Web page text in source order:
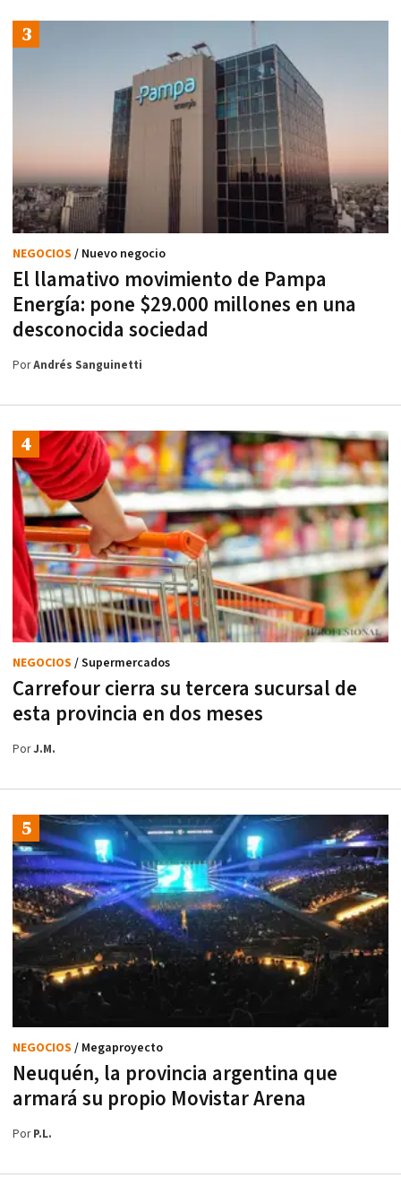
El llamativo movimiento de Pampa
Energía: pone $29.000 millones en una
desconocida sociedad
NEGOCIOS / Nuevo negocio
PorAndrés Sanguinetti
Carrefour cierra su tercera sucursal de
esta provincia en dos meses
NEGOCIOS / Supermercados
PorJ.M.
Neuquén, la provincia argentina que
armará su propio Movistar Arena
NEGOCIOS / Megaproyecto
PorP.L.